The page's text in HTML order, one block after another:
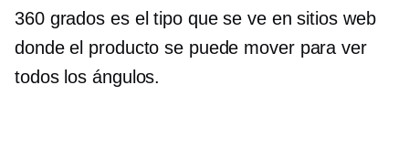
360 ​​grados es el tipo que se ve en sitios web
donde el producto se puede mover para ver
todos los ángulos.